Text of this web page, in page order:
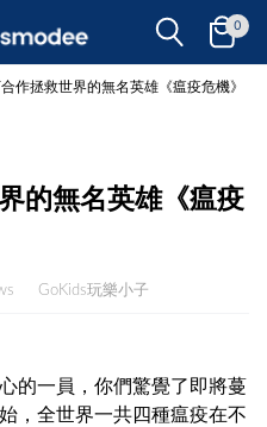
0
作拯救世界的無名英雄《瘟疫危機》
的無名英雄《瘟疫
GoKids玩樂小子
的一員，你們驚覺了即將蔓
，全世界一共四種瘟疫在不